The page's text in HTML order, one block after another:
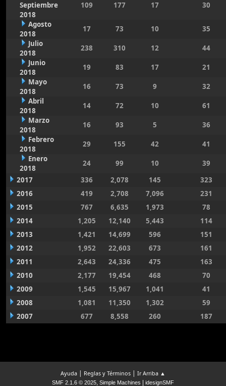
Septiembre
2018
109 177 17 30
Agosto
2018
17 73 10
35
Julio
2018
238 310 12
44
Junio
2018
19 83 17
21
Mayo
2018
16 73 9
32
Abril
2018
14 72 10
61
Marzo
2018
16 93 5
36
Febrero
2018
29 155 42
41
Enero
2018
24 99 10
39
2017
336 2,078 145
323
2016
419 2,708 7,096
231
2015
767 6,635 1,973
78
2014
1,205 12,140 5,443
114
2013
1,421 14,699 596
151
2012
1,952 22,603 673
161
2011
2,643 24,336 475
163
2010
2,177 19,454 468
70
2009
1,545 15,967 1,041
41
2008
1,081 11,350 1,302
59
2007
677 8,558 260 187
Ayuda | Reglas y Términos | Ir Arriba ▲
SMF 2.1.6 © 2025, Simple Machines idesignSMF